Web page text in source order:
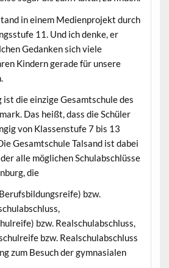
in einem Medienprojekt durch
11. Und ich denke, er
Gedanken sich viele
Kindern gerade für unsere
die einzige Gesamtschule des
Das heißt, dass die Schüler
von Klassenstufe 7 bis 13
Gesamtschule Talsand ist dabei
alle möglichen Schulabschlüsse
die
bzw.
bzw. Realschulabschluss,
bzw. Realschulabschluss
zum Besuch der gymnasialen